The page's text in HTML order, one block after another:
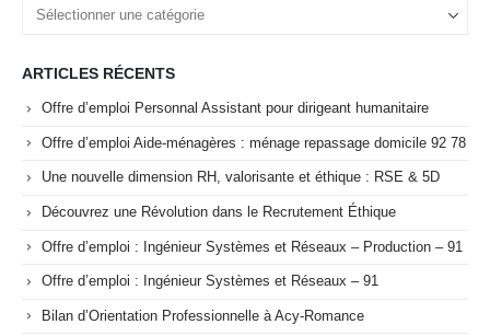
ARTICLES RÉCENTS
Offre d’emploi Personnal Assistant pour dirigeant humanitaire
Offre d’emploi Aide-ménagères : ménage repassage domicile 92 78
Une nouvelle dimension RH, valorisante et éthique : RSE & 5D
Découvrez une Révolution dans le Recrutement Éthique
Offre d’emploi : Ingénieur Systèmes et Réseaux – Production – 91
Offre d’emploi : Ingénieur Systèmes et Réseaux – 91
Bilan d’Orientation Professionnelle à Acy-Romance